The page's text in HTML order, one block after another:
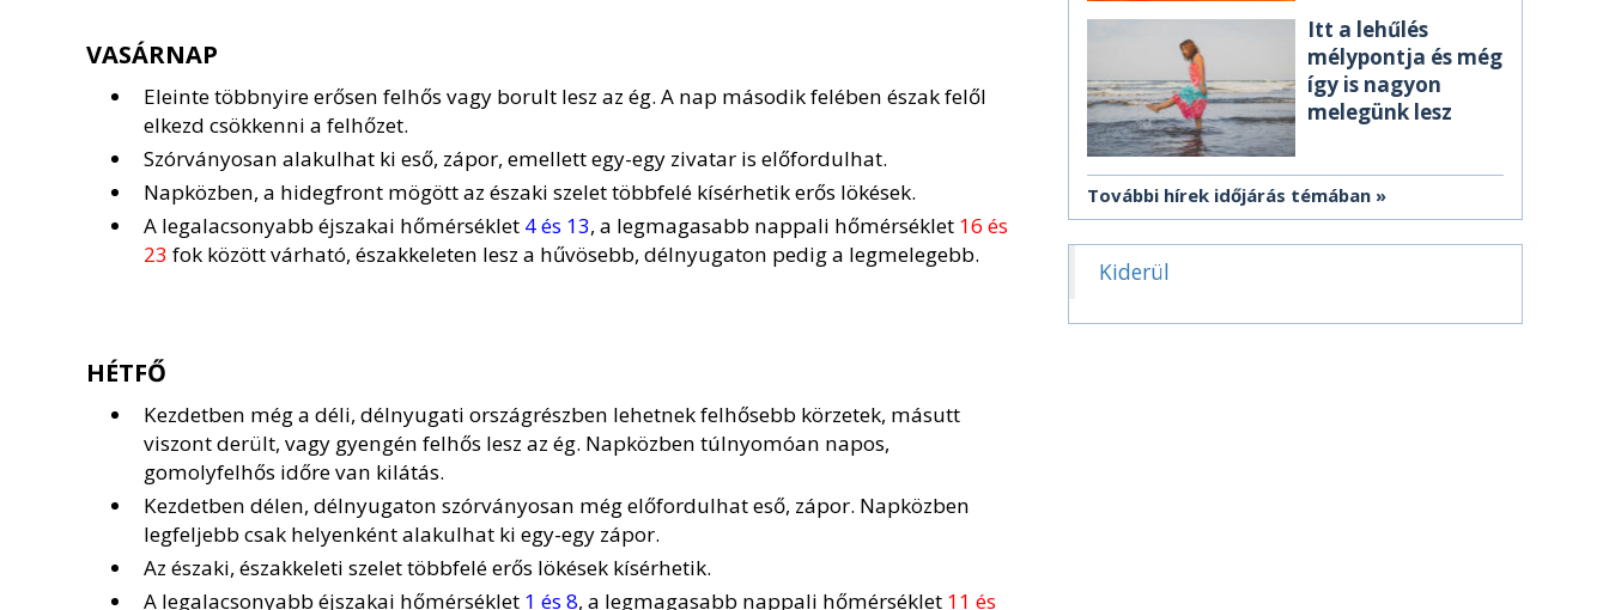
VASÁRNAP
Eleinte többnyire erősen felhős vagy borult lesz az ég. A nap második felében észak felől
elkezd csökkenni a felhőzet.
Szórványosan alakulhat ki eső, zápor, emellett egy-egy zivatar is előfordulhat.
Napközben, a hidegfront mögött az északi szelet többfelé kísérhetik erős lökések.
A legalacsonyabb éjszakai hőmérséklet 4 és 13, a legmagasabb nappali hőmérséklet 16 és
23 fok között várható, északkeleten lesz a hűvösebb, délnyugaton pedig a legmelegebb.
HÉTFŐ
Kezdetben még a déli, délnyugati országrészben lehetnek felhősebb körzetek, másutt
viszont derült, vagy gyengén felhős lesz az ég. Napközben túlnyomóan napos,
gomolyfelhős időre van kilátás.
Kezdetben délen, délnyugaton szórványosan még előfordulhat eső, zápor. Napközben
legfeljebb csak helyenként alakulhat ki egy-egy zápor.
Az északi, északkeleti szelet többfelé erős lökések kísérhetik.
A legalacsonyabb éjszakai hőmérséklet 1 és 8, a legmagasabb nappali hőmérséklet 11 és
Itt a lehűlés
mélypontja és még
így is nagyon
melegünk lesz
További hírek időjárás témában
Kiderül